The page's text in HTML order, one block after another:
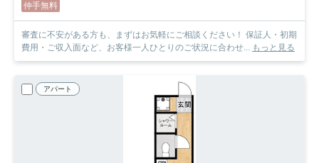
仲手無料
審査に不安がある方も、まずはお気軽にご相談ください！ 保証人・初期
費用・ご収入面など、お客様一人ひとりのご状況に合わせ... もっと見る
アパート